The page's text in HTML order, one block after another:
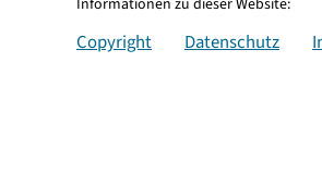
Copyright Datenschutz